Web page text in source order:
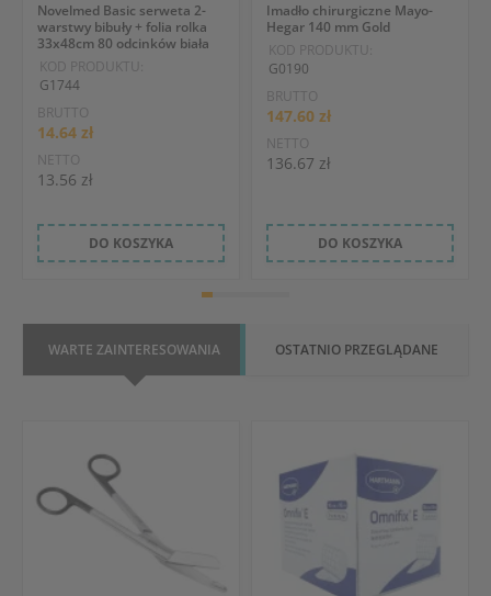
Novelmed Basic serweta 2-
warstwy bibuły + folia rolka
33x48cm 80 odcinków biała
KOD PRODUKTU:
G1744
BRUTTO
14.64 zł
NETTO
13.56 zł
DO KOSZYKA
Imadło chirurgiczne Mayo-
Hegar 140 mm Gold
KOD PRODUKTU:
G0190
BRUTTO
147.60 zł
NETTO
136.67 zł
DO KOSZYKA
WARTE ZAINTERESOWANIA OSTATNIO PRZEGLĄDANE